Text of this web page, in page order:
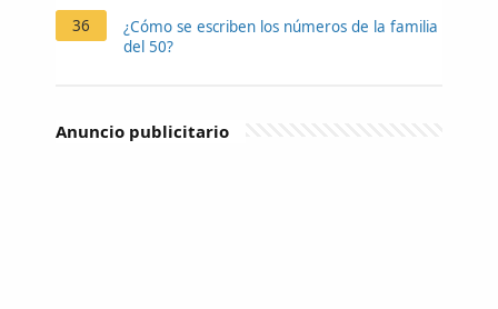
36
¿Cómo se escriben los números de la familia
del 50?
Anuncio publicitario